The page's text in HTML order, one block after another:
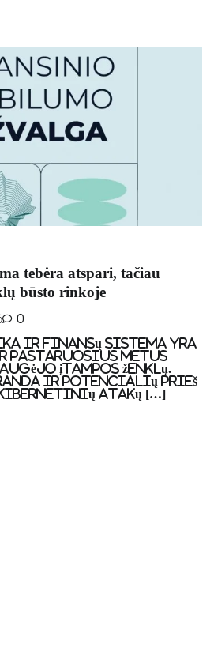
tebėra atspari, tačiau
būsto rinkoje
0
ir finansų sistema yra
pastaruosius metus
įtampos ženklų.
ir potencialių prieš
atakų […]